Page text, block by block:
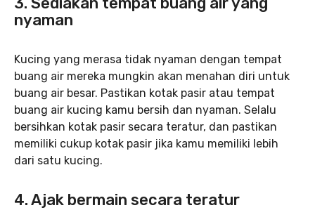
nyaman
Kucing yang merasa tidak nyaman dengan tempat
buang air mereka mungkin akan menahan diri untuk
buang air besar. Pastikan kotak pasir atau tempat
buang air kucing kamu bersih dan nyaman. Selalu
bersihkan kotak pasir secara teratur, dan pastikan
memiliki cukup kotak pasir jika kamu memiliki lebih
dari satu kucing.
4. Ajak bermain secara teratur